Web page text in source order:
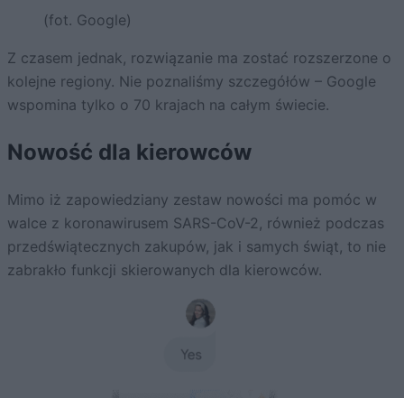
(fot. Google)
Z czasem jednak, rozwiązanie ma zostać rozszerzone o
kolejne regiony. Nie poznaliśmy szczegółów – Google
wspomina tylko o 70 krajach na całym świecie.
Nowość dla kierowców
Mimo iż zapowiedziany zestaw nowości ma pomóc w
walce z koronawirusem SARS-CoV-2, również podczas
przedświątecznych zakupów, jak i samych świąt, to nie
zabrakło funkcji skierowanych dla kierowców.